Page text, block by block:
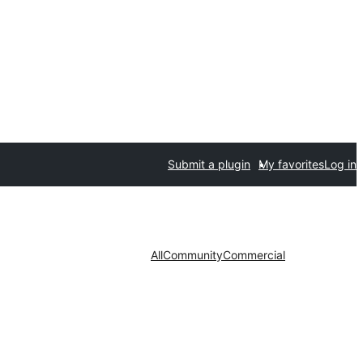
Submit a plugin My favoritesLog in
AllCommunityCommercial